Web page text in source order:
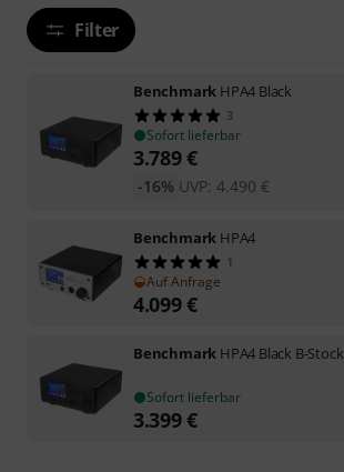
Filter
Benchmark HPA4 Black
3
Sofort lieferbar
3.789€
UVP: 4.490 €
-16%
Benchmark HPA4
1
Auf Anfrage
4.099€
Benchmark HPA4 Black B-Stock
Sofort lieferbar
3.399€